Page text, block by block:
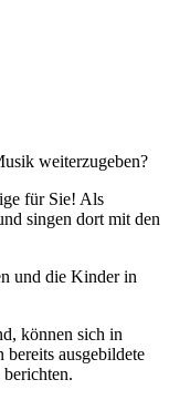
weiterzugeben?
für Sie! Als
singen dort mit den
und die Kinder in
können sich in
bereits ausgebildete